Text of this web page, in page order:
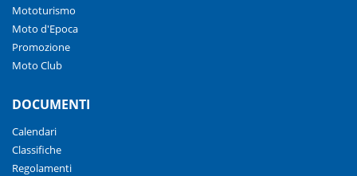
Mototurismo
Moto d'Epoca
Promozione
Moto Club
DOCUMENTI
Calendari
Classifiche
Regolamenti